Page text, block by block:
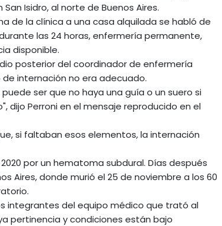
Isidro, al norte de Buenos Aires.
de la clínica a una casa alquilada se habló de
las 24 horas, enfermería permanente,
disponible.
posterior del coordinador de enfermería
internación no era adecuado.
ser que no haya una guía o un suero si
dijo Perroni en el mensaje reproducido en el
si faltaban esos elementos, la internación
por un hematoma subdural. Días después
Aires, donde murió el 25 de noviembre a los 60
integrantes del equipo médico que trató al
pertinencia y condiciones están bajo